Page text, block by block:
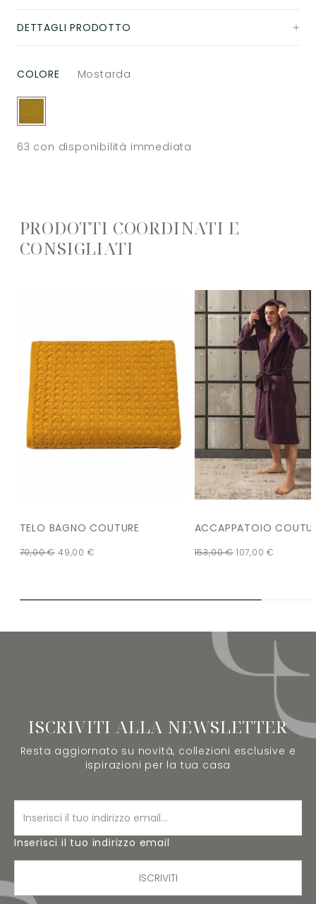
DETTAGLI PRODOTTO
COLORE Mostarda
63 con disponibilità immediata
PRODOTTI COORDINATI E
CONSIGLIATI
TELO BAGNO COUTURE
70,00€ 49,00 €
ACCAPPATOIO
153,00€ 107,00€
ISCRIVITI ALLA NEWSLETTER
Resta aggiornato su novità, collezioni esclusive e
ispirazioni per la tua casa
Inserisci il tuo indirizzo email
ISCRIVITI